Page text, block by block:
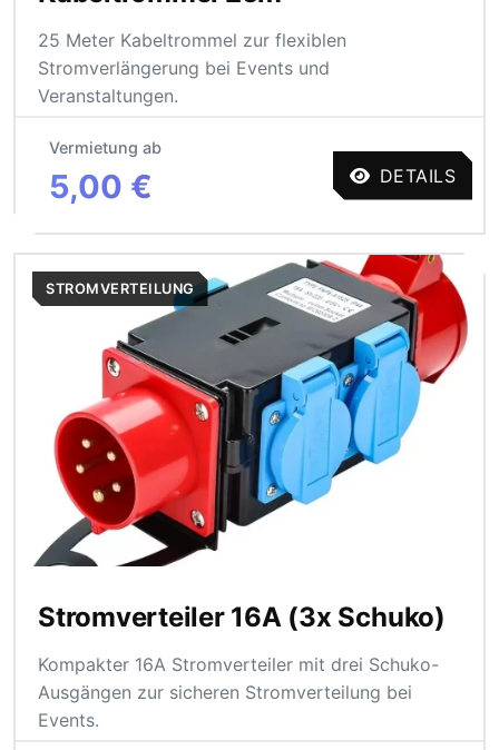
25 Meter Kabeltrommel zur flexiblen
Stromverlängerung bei Events und
Veranstaltungen.
Vermietung ab
5,00 € DETAILS
STROMVERTEILUNG
Stromverteiler 16A (3x Schuko)
Kompakter 16A Stromverteiler mit drei Schuko-
Ausgängen zur sicheren Stromverteilung bei
Events.